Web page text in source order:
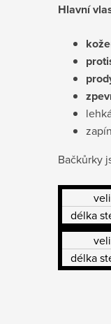
Hlavní
Bačkůrky
délka
délka